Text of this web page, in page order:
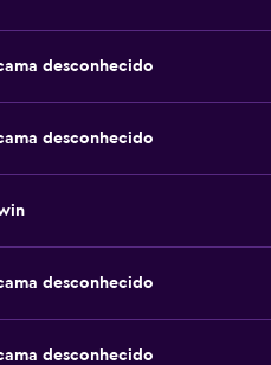
desconhecido
desconhecido
desconhecido
desconhecido